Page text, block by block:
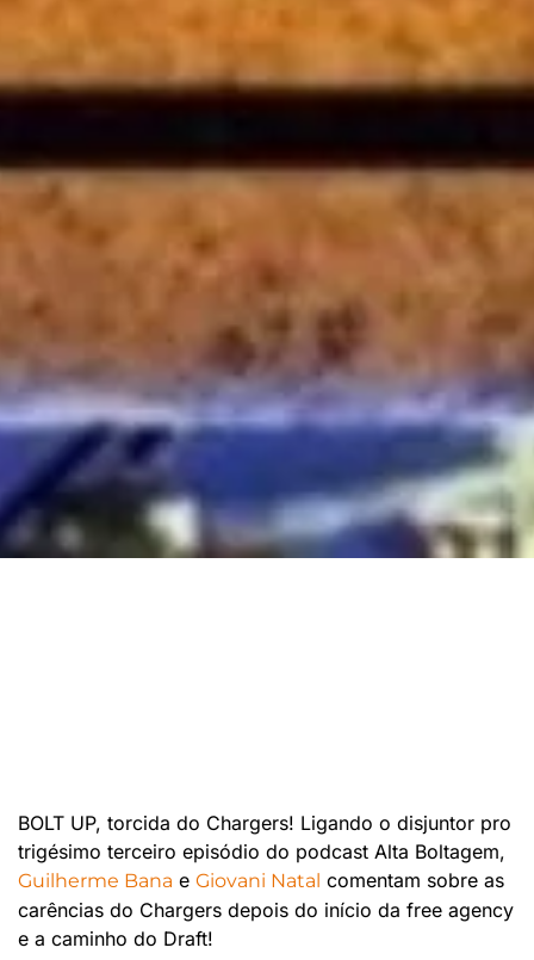
BOLT UP, torcida do Chargers! Ligando o disjuntor pro
trigésimo terceiro episódio do podcast Alta Boltagem,
Guilherme Bana e Giovani Natal comentam sobre as
carências do Chargers depois do início da free agency
e a caminho do Draft!